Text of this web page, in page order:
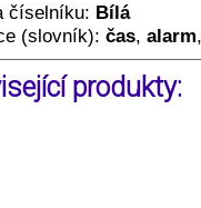
číselníku: Bílá
(slovník): čas, alarm
produkty: